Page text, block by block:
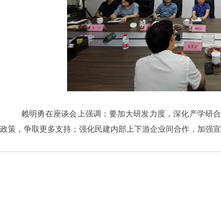
赖明勇在座谈会上强调：要加大研发力度，深化产学研
政策，争取更多支持；强化民建内部上下游企业间合作，加强